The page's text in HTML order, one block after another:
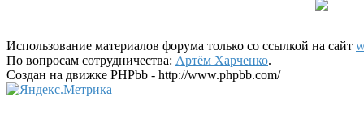
Использование материалов форума только со ссылкой на сайт
По вопросам сотрудничества: Артём Харченко.
Создан на движке PHPbb - http://www.phpbb.com/